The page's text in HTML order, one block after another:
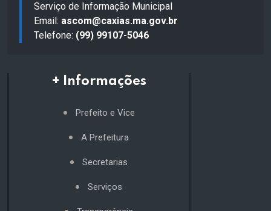
Serviço de Informação Municipal
Email: ascom@caxias.ma.gov.br
Telefone: (99) 99107-5046
+ Informações
Prefeito e Vice
A Prefeitura
Secretarias
Serviços